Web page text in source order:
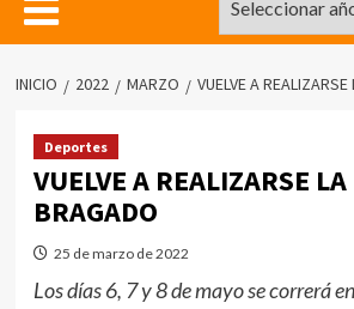
INICIO 2022 MARZO VUELVE A
Deportes
VUELVE A REALIZARSE
BRAGADO
25 de marzo de 2022
Los días 6, 7 y 8 de mayo se correrá